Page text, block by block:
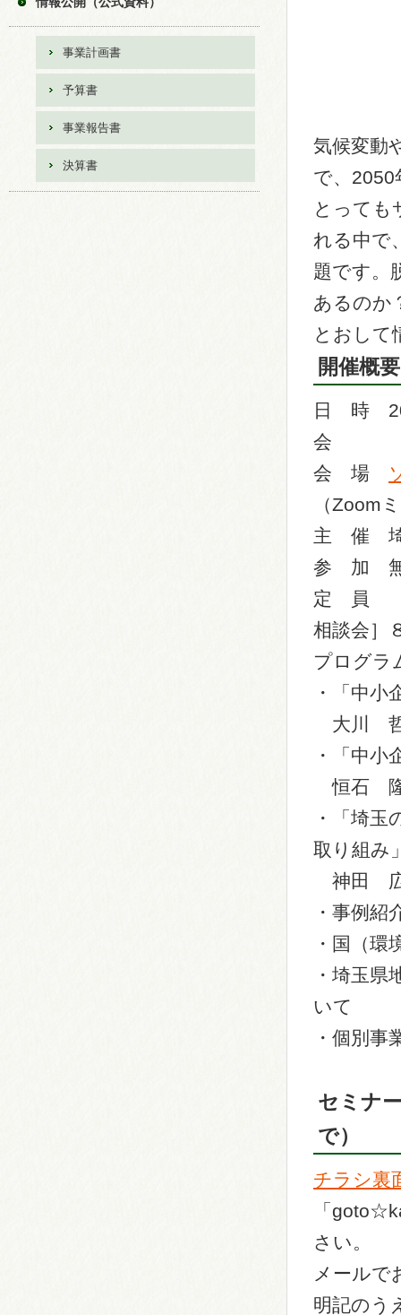
気候変動
で、2050
とっても
れる中で
題です。
あるのか
とおして
開催概要
日 時
会
会 場
（Zoom
主 催 埼
参 加 無
定 員 ［
相談会］
プログラ
・「中
大川 哲
・「中
恒石 隆
・「埼
取り組み
神田 広
・事例紹
・国（環
・埼玉
いて
・個別事
セミナ
で）
チラシ裏
「
さい。
メールで
明記のう
事業計画書
予算書
事業報告書
決算書